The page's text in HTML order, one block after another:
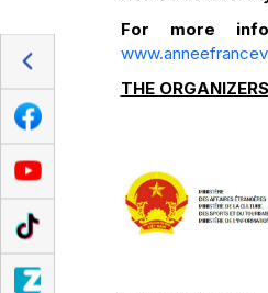
For more
THE ORGANIZERS